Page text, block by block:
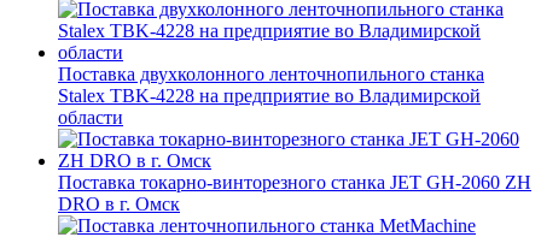
Поставка двухколонного ленточнопильного станка
Stalex TBK-4228 на предприятие во Владимирской
области
Поставка токарно-винторезного станка JET GH-2060 ZH
DRO в г. Омск